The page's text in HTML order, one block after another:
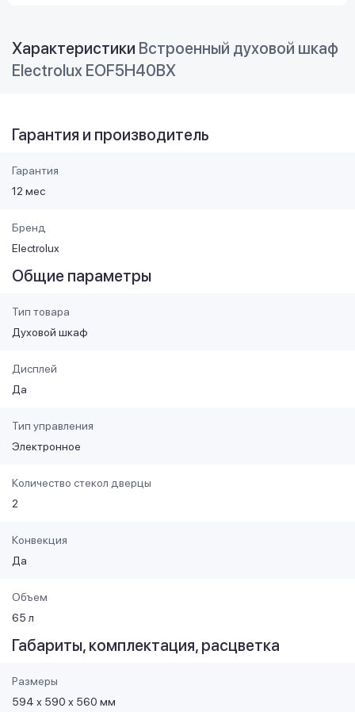
Характеристики Встроенный духовой шкаф
Electrolux EOF5H40BX
Гарантия и производитель
Гарантия
12 мес
Бренд
Electrolux
Общие параметры
Тип товара
Духовой шкаф
Дисплей
Да
Тип управления
Электронное
Количество стекол дверцы
2
Конвекция
Да
Объем
65 л
Габариты, комплектация, расцветка
Размеры
594 х 590 х 560 мм